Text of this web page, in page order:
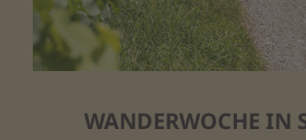
WANDERWOCHE IN